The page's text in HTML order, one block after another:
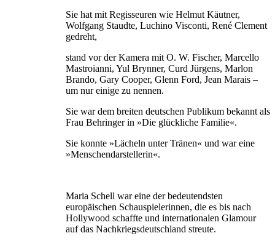
Sie hat mit Regisseuren wie Helmut Käutner,
Wolfgang Staudte, Luchino Visconti, René Clement
gedreht,
stand vor der Kamera mit O. W. Fischer, Marcello
Mastroianni, Yul Brynner, Curd Jürgens, Marlon
Brando, Gary Cooper, Glenn Ford, Jean Marais –
um nur einige zu nennen.
Sie war dem breiten deutschen Publikum bekannt als
Frau Behringer in »Die glückliche Familie«.
Sie konnte »Lächeln unter Tränen« und war eine
»Menschendarstellerin«.
Maria Schell war eine der bedeutendsten
europäischen Schauspielerinnen, die es bis nach
Hollywood schaffte und internationalen Glamour
auf das Nachkriegsdeutschland streute.